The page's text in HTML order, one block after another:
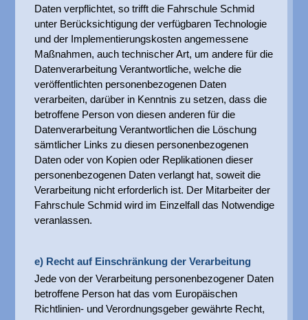
Daten verpflichtet, so trifft die Fahrschule Schmid
unter Berücksichtigung der verfügbaren Technologie
und der Implementierungskosten angemessene
Maßnahmen, auch technischer Art, um andere für die
Datenverarbeitung Verantwortliche, welche die
veröffentlichten personenbezogenen Daten
verarbeiten, darüber in Kenntnis zu setzen, dass die
betroffene Person von diesen anderen für die
Datenverarbeitung Verantwortlichen die Löschung
sämtlicher Links zu diesen personenbezogenen
Daten oder von Kopien oder Replikationen dieser
personenbezogenen Daten verlangt hat, soweit die
Verarbeitung nicht erforderlich ist. Der Mitarbeiter der
Fahrschule Schmid wird im Einzelfall das Notwendige
veranlassen.
e) Recht auf Einschränkung der Verarbeitung
Jede von der Verarbeitung personenbezogener Daten
betroffene Person hat das vom Europäischen
Richtlinien- und Verordnungsgeber gewährte Recht,